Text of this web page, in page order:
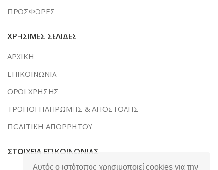
Αυτός ο ιστότοπος χρησιμοποιεί cookies για την
ΠΡΟΣΦΟΡΕΣ
ΧΡΗΣΙΜΕΣ ΣΕΛΙΔΕΣ
ΑΡΧΙΚΗ
ΕΠΙΚΟΙΝΩΝΙΑ
ΟΡΟΙ ΧΡΗΣΗΣ
ΤΡΟΠΟΙ ΠΛΗΡΩΜΗΣ & ΑΠΟΣΤΟΛΗΣ
ΠΟΛΙΤΙΚΗ ΑΠΟΡΡΗΤΟΥ
ΣΤΟΙΧΕΙΑ ΕΠΙΚΟΙΝΩΝΙΑΣ